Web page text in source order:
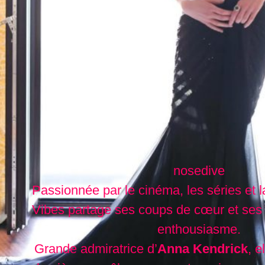
nosedive
Passionnée par le cinéma, les séries et
Vibes partage ses coups de cœur et
enthousiasme.
Grande admiratrice d’Anna Kendrick,